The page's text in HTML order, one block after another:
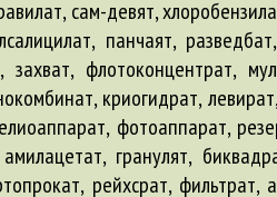
сам-девят,
панчаят,
захват, флотоконцентрат,
криогидрат,
фотоаппарат,
гранулят,
рейхсрат,